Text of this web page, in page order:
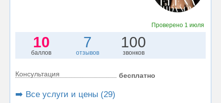
Проверено 1 июля
10
баллов
7
отзывов
100
звонков
Консультация бесплатно
➡️ Все услуги и цены (29)